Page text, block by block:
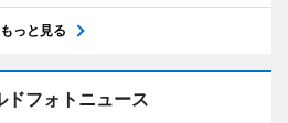
もっと見る
ドフォトニュース